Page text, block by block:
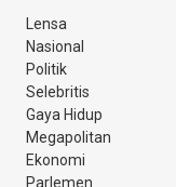
Lensa
Nasional
Politik
Selebritis
Gaya Hidup
Megapolitan
Ekonomi
Parlemen